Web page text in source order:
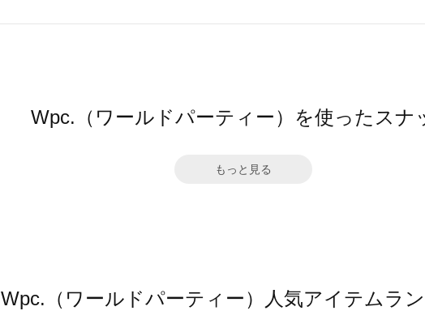
Wpc.（ワールドパーティー）を使ったスナ
もっと見る
Wpc.（ワールドパーティー）人気アイテムラ